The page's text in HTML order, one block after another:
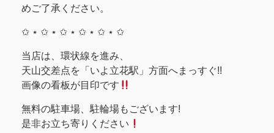
めご了承ください。
✩ ⋆ ✩ ⋆ ✩ ⋆ ✩ ⋆ ✩ ⋆ ✩
当店は、環状線を進み、
天山交差点を「いよ立花駅」方面へまっすぐ!!
画像の看板が目印です
無料の駐車場、駐輪場もございます!
是非お立ち寄りください